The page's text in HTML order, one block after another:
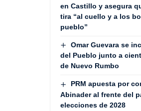
en Castillo y asegura
tira “al cuello y a los
pueblo”
Omar Guevara se
del Pueblo junto a
de Nuevo Rumbo
PRM apuesta por
Abinader al frente del
elecciones de 2028